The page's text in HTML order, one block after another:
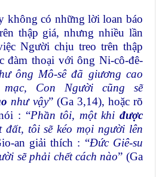
không có những lời loan báo
thập giá, nhưng nhiều lần
Người chịu treo trên thập
đàm thoại với ông Ni-cô-đê-
ông Mô-sê đã giương cao
Con Người cũng sẽ
như vậy” (Ga 3,14), hoặc rõ
: “Phần tôi, một khi được
đất, tôi sẽ kéo mọi người lên
an giải thích : “Đức Giê-su
sẽ phải chết cách nào” (Ga